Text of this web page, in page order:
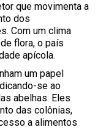
que movimenta a
dos
Com um clima
flora, o país
apícola.
um papel
se ao
abelhas. Eles
das colônias,
a alimentos